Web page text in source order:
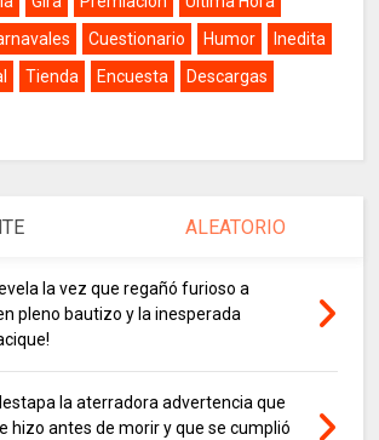
Cuestionario Humor
Inedita
Tienda Encuesta
Descargas
ALEATORIO
la vez que regañó furioso a
pleno bautizo y la inesperada
la aterradora advertencia que
hizo antes de morir y que se cumplió